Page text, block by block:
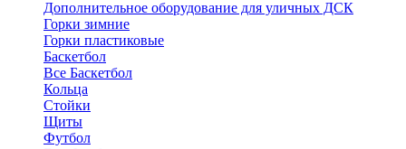
Дополнительное оборудование для уличных ДСК
Горки зимние
Горки пластиковые
Баскетбол
Все Баскетбол
Кольца
Стойки
Щиты
Футбол